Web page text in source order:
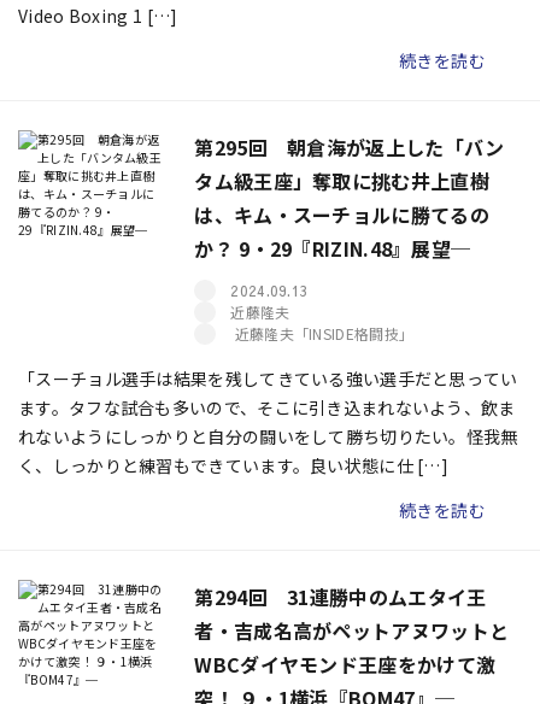
Video Boxing 1 […]
続きを読む
第295回 朝倉海が返上した「バン
タム級王座」奪取に挑む井上直樹
は、キム・スーチョルに勝てるの
か？ 9・29『RIZIN.48』展望─
2024.09.13
近藤隆夫
近藤隆夫「INSIDE格闘技」
「スーチョル選手は結果を残してきている強い選手だと思ってい
ます。タフな試合も多いので、そこに引き込まれないよう、飲ま
れないようにしっかりと自分の闘いをして勝ち切りたい。怪我無
く、しっかりと練習もできています。良い状態に仕 […]
続きを読む
第294回 31連勝中のムエタイ王
者・吉成名高がペットアヌワットと
WBCダイヤモンド王座をかけて激
突！ ９・1横浜『BOM47』─